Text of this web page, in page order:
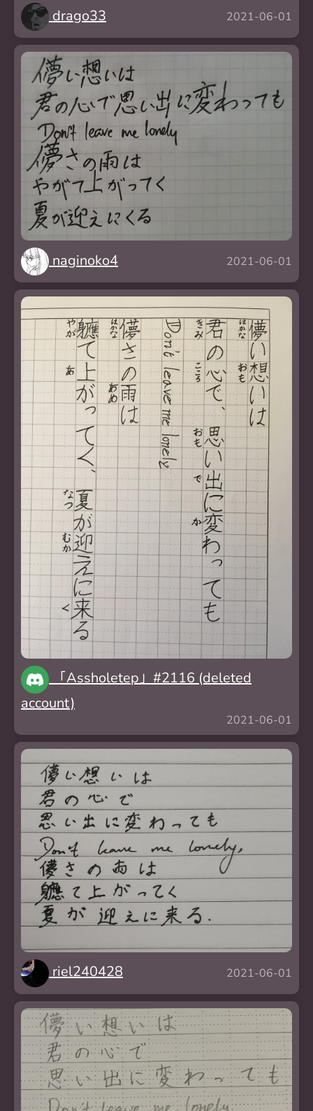
drago33 2021-06-01
naginoko4 2021-06-01
「Assholetep」#2116 (deleted
account)
2021-06-01
riel240428 2021-06-01